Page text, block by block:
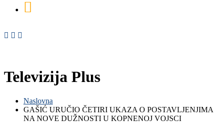
Televizija Plus
Naslovna
GAŠIĆ URUČIO ČETIRI UKAZA O POSTAVLJENJIMA
NA NOVE DUŽNOSTI U KOPNENOJ VOJSCI